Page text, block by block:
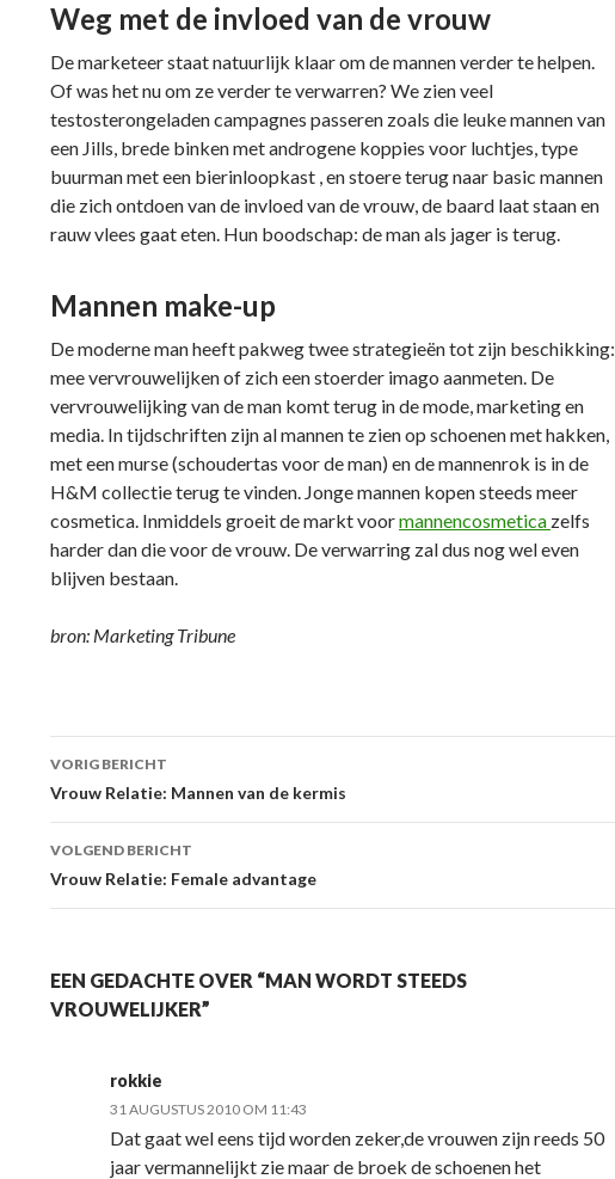
Weg met de invloed van de vrouw
De marketeer staat natuurlijk klaar om de mannen verder te helpen.
Of was het nu om ze verder te verwarren? We zien veel
testosterongeladen campagnes passeren zoals die leuke mannen van
een Jills, brede binken met androgene koppies voor luchtjes, type
buurman met een bierinloopkast , en stoere terug naar basic mannen
die zich ontdoen van de invloed van de vrouw, de baard laat staan en
rauw vlees gaat eten. Hun boodschap: de man als jager is terug.
Mannen make-up
De moderne man heeft pakweg twee strategieën tot zijn beschikking:
mee vervrouwelijken of zich een stoerder imago aanmeten. De
vervrouwelijking van de man komt terug in de mode, marketing en
media. In tijdschriften zijn al mannen te zien op schoenen met hakken,
met een murse (schoudertas voor de man) en de mannenrok is in de
H&M collectie terug te vinden. Jonge mannen kopen steeds meer
cosmetica. Inmiddels groeit de markt voormannencosmetica zelfs
harder dan die voor de vrouw. De verwarring zal dus nog wel even
blijven bestaan.
bron: Marketing Tribune
Berichtnavigatie
VORIG BERICHT
Vrouw Relatie: Mannen van de kermis
VOLGEND BERICHT
Vrouw Relatie: Female advantage
EEN GEDACHTE OVER “MAN WORDT STEEDS
VROUWELIJKER”
rokkie
31 AUGUSTUS 2010 OM 11:43
Dat gaat wel eens tijd worden zeker,de vrouwen zijn reeds 50
jaar vermannelijkt zie maar de broek de schoenen het